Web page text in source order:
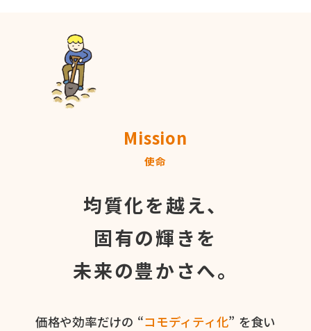
Mission
使命
均質化を越え、
固有の輝きを
未来の豊かさへ。
価格や​効率だけの​ “コモディティ化” を​食い​